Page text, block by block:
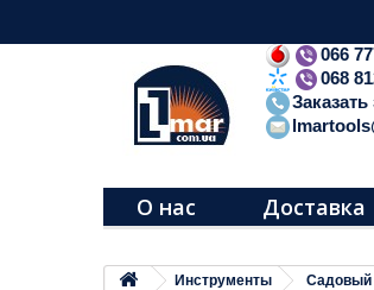
066
068
О нас Доставка
Инструменты Садовый